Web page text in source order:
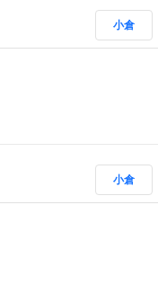
小倉
小倉